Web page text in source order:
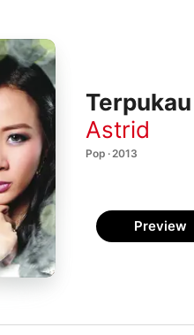
Terpukau
Astrid
Pop · 2013
Preview